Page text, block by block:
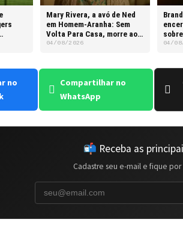
Mary Rivera, a avó de Ned
em Homem-Aranha: Sem
Volta Para Casa, morre aos
82 anos
04/08/2026 04/
no
Compartilhar no
WhatsApp
📬 Receba as
Cadastre seu e-mail e fique